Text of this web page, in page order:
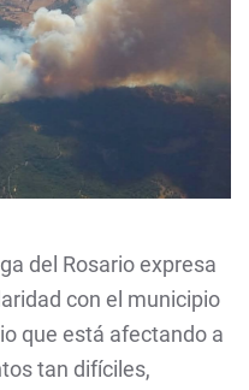
del Rosario expresa
con el municipio
que está afectando a
tan difíciles,